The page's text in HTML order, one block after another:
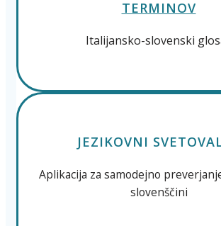
TERMINOV
Italijansko-slovenski
JEZIKOVNI
Aplikacija za samodejno
slovenščini